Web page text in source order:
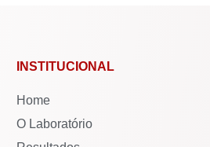
INSTITUCIONAL
Home
O Laboratório